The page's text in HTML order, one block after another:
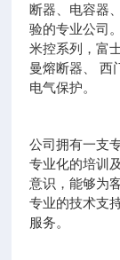
断器、电容器
验的专业公司
米控系列，富
曼熔断器、 西
电气保护。
公司拥有一支
专业化的培训
意识，能够为
专业的技术支
服务。